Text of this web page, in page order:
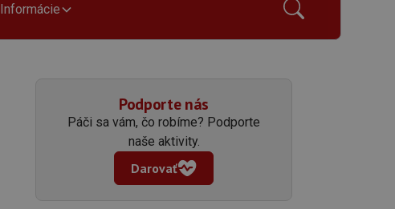
Informácie
Podporte nás
Páči sa vám, čo robíme? Podporte
naše aktivity.
Darovať